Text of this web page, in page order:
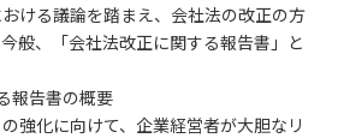
ける議論を踏まえ、会社法の改正の方
般、「会社法改正に関する報告書」と
報告書の概要
強化に向けて、企業経営者が大胆なリ